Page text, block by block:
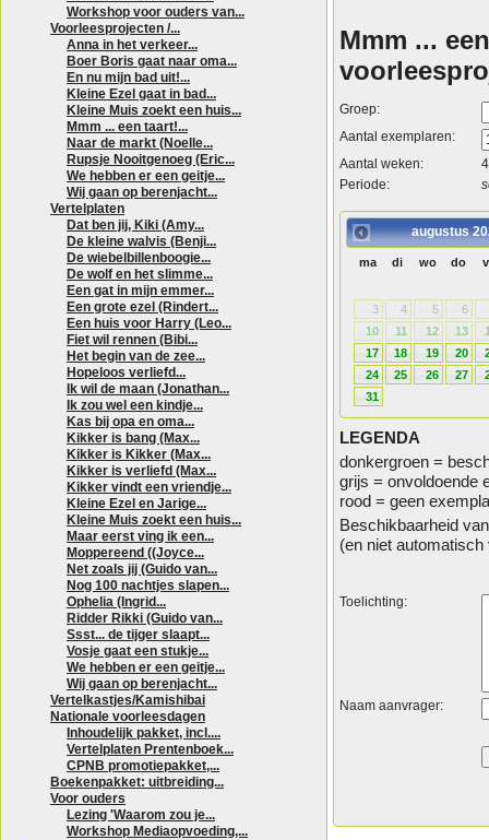
Workshop voor ouders van...
Voorleesprojecten /...
Anna in het verkeer...
Boer Boris gaat naar oma...
En nu mijn bad uit!...
Kleine Ezel gaat in bad...
Kleine Muis zoekt een huis...
Mmm ... een taart!...
Naar de markt (Noelle...
Rupsje Nooitgenoeg (Eric...
We hebben er een geitje...
Wij gaan op berenjacht...
Vertelplaten
Dat ben jij, Kiki (Amy...
De kleine walvis (Benji...
De wiebelbillenboogie...
De wolf en het slimme...
Een gat in mijn emmer...
Een grote ezel (Rindert...
Een huis voor Harry (Leo...
Fiet wil rennen (Bibi...
Het begin van de zee...
Hopeloos verliefd...
Ik wil de maan (Jonathan...
Ik zou wel een kindje...
Kas bij opa en oma...
Kikker is bang (Max...
Kikker is Kikker (Max...
Kikker is verliefd (Max...
Kikker vindt een vriendje...
Kleine Ezel en Jarige...
Kleine Muis zoekt een huis...
Maar eerst ving ik een...
Moppereend ((Joyce...
Net zoals jij (Guido van...
Nog 100 nachtjes slapen...
Ophelia (Ingrid...
Ridder Rikki (Guido van...
Ssst... de tijger slaapt...
Vosje gaat een stukje...
We hebben er een geitje...
Wij gaan op berenjacht...
Vertelkastjes/Kamishibai
Nationale voorleesdagen
Inhoudelijk pakket, incl....
Vertelplaten Prentenboek...
CPNB promotiepakket,...
Boekenpakket: uitbreiding...
Voor ouders
Lezing 'Waarom zou je...
Workshop Mediaopvoeding,...
Mmm ...
Groep:
Aantal exemplaren:
Aantal weken:
4
Periode:
augustus
ma di wo do
3 4 5
6
10
11 12 13
17
18 19 20
24
25 26 27
31
LEGENDA
donkergroen =
grijs = onvoldoende
rood = geen
Beschikbaarheid
(en niet
Toelichting:
Naam aanvrager: